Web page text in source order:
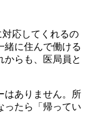
応してくれるの
緒に住んで働ける
からも、医局員と
はありません。所
ったら「帰ってい